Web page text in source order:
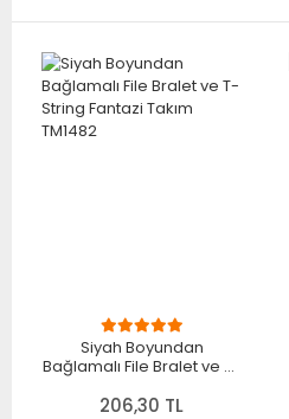
Siyah Boyundan
Bağlamalı File Bralet ve T-
TM1482
206,30 TL